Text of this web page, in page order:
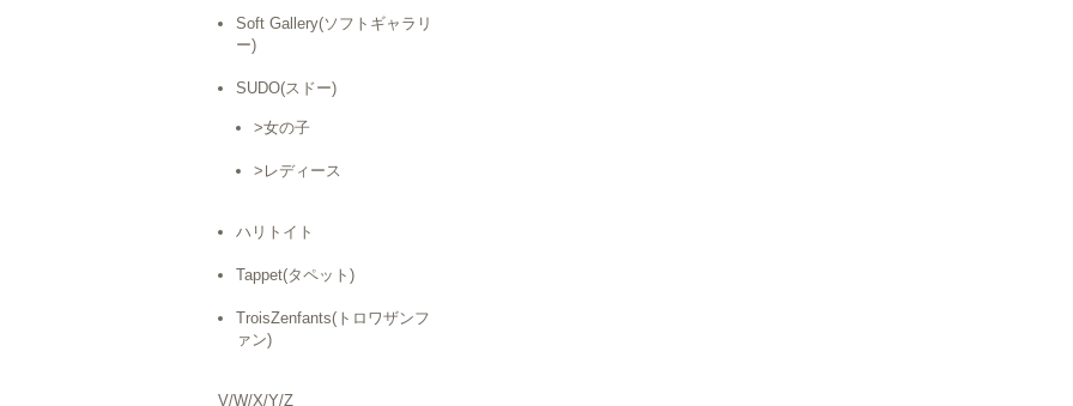
Soft Gallery(ソフトギャラリ
ー)
SUDO(スドー)
>女の子
>レディース
ハリトイト
Tappet(タペット)
TroisZenfants(トロワザンフ
ァン)
V/W/X/Y/Z